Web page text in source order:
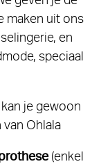
maken uit ons
en
speciaal
je gewoon
Ohlala
(enkel